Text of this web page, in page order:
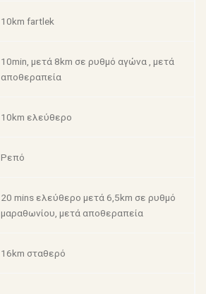
10km fartlek
10min, μετά 8km σε ρυθμό αγώνα , μετά
αποθεραπεία
10km ελεύθερο
Ρεπό
20 mins ελεύθερο μετά 6,5km σε ρυθμό
μαραθωνίου, μετά αποθεραπεία
16km σταθερό